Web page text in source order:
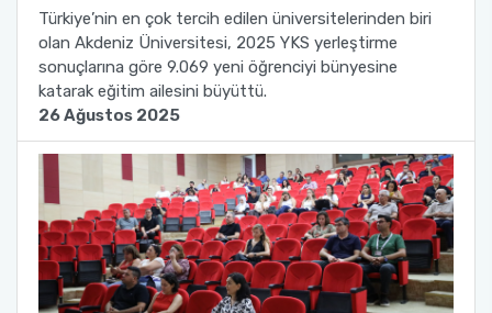
Türkiye’nin en çok tercih edilen üniversitelerinden biri
olan Akdeniz Üniversitesi, 2025 YKS yerleştirme
sonuçlarına göre 9.069 yeni öğrenciyi bünyesine
katarak eğitim ailesini büyüttü.
26 Ağustos 2025
Ziraat Fakültesi